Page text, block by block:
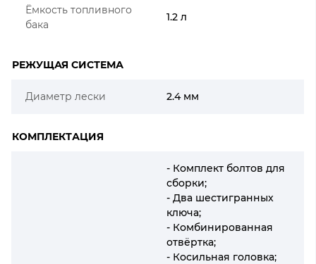
Ёмкость топливного
бака
1.2 л
РЕЖУЩАЯ СИСТЕМА
Диаметр лески 2.4 мм
КОМПЛЕКТАЦИЯ
- Комплект болтов для
сборки;
- Два шестигранных
ключа;
- Комбинированная
отвёртка;
- Косильная головка;